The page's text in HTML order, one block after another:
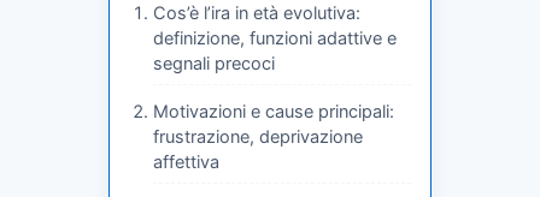
Cos’è l’ira in età evolutiva:
definizione, funzioni adattive e
segnali precoci
Motivazioni e cause principali:
frustrazione, deprivazione
affettiva